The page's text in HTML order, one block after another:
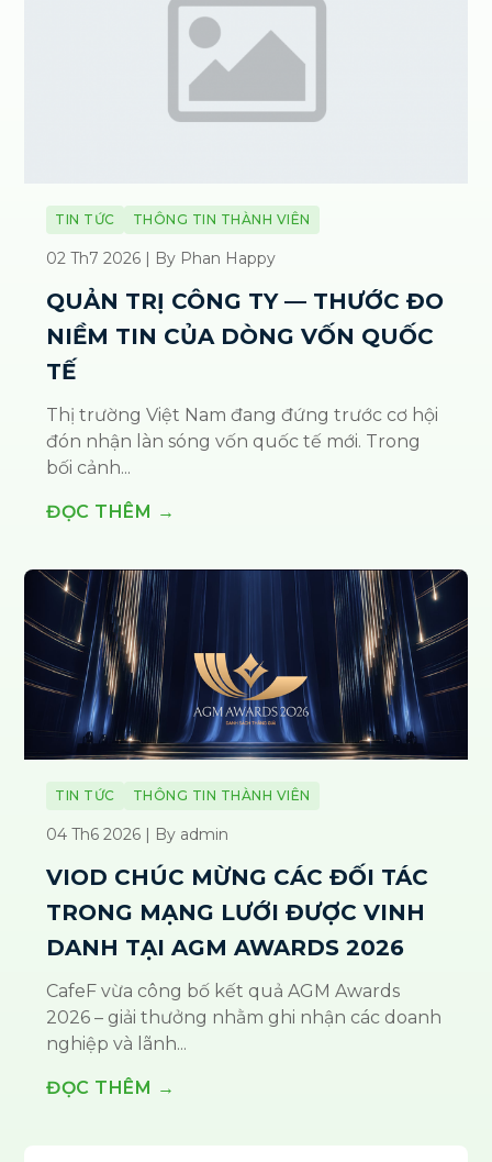
TIN TỨC THÔNG TIN THÀNH VIÊN
02 Th7 2026 | By Phan Happy
QUẢN TRỊ CÔNG TY — THƯỚC ĐO
NIỀM TIN CỦA DÒNG VỐN QUỐC
TẾ
Thị trường Việt Nam đang đứng trước cơ hội
đón nhận làn sóng vốn quốc tế mới. Trong
bối cảnh...
ĐỌC THÊM →
TIN TỨC THÔNG TIN THÀNH VIÊN
04 Th6 2026 | By admin
VIOD CHÚC MỪNG CÁC ĐỐI TÁC
TRONG MẠNG LƯỚI ĐƯỢC VINH
DANH TẠI AGM AWARDS 2026
CafeF vừa công bố kết quả AGM Awards
2026 – giải thưởng nhằm ghi nhận các doanh
nghiệp và lãnh...
ĐỌC THÊM →